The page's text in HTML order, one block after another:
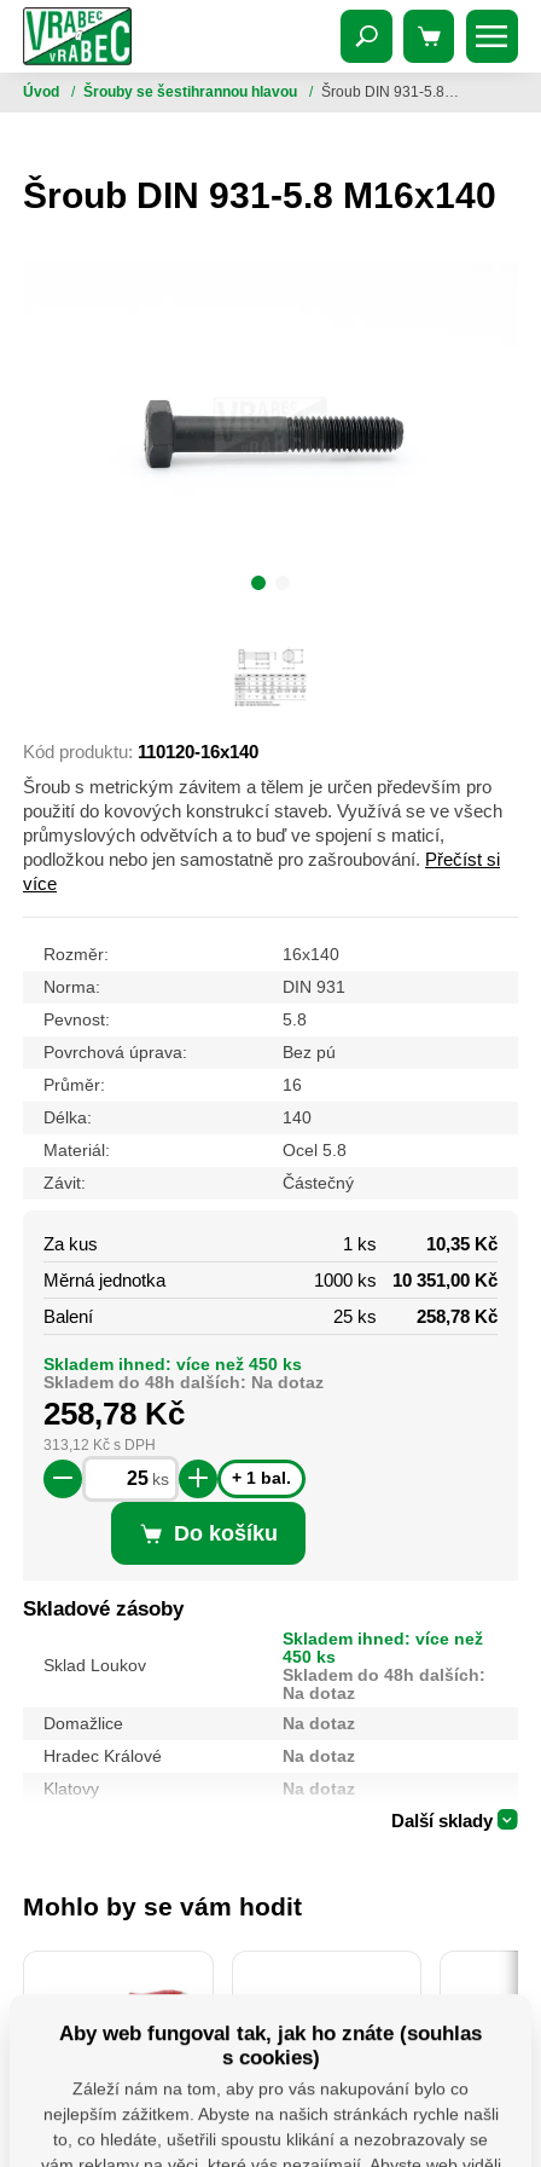
Úvod / Šrouby se šestihrannou hlavou / Šroub DIN 931-5.8 M16x140
Šroub DIN 931-5.8 M16x140
Kód produktu: 110120-16x140
Šroub s metrickým závitem a tělem je určen především pro
použití do kovových konstrukcí staveb. Využívá se ve všech
průmyslových odvětvích a to buď ve spojení s maticí,
podložkou nebo jen samostatně pro zašroubování. Přečíst si
více
Rozměr:
16x140
Norma:
DIN 931
Pevnost:
5.8
Povrchová úprava:
Bez pú
Průměr:
16
Délka:
140
Materiál:
Ocel 5.8
Závit:
Částečný
Za kus 1 ks
10,35 Kč
Měrná jednotka
1000 ks
10 351,00 Kč
Balení
25 ks 258,78 Kč
Skladem ihned: více než 450 ks
Skladem do 48h dalších: Na dotaz
258,78 Kč
313,12 Kčs DPH
ks + 1 bal.
Do košíku
Skladové zásoby
Sklad Loukov
Skladem ihned: více než
450 ks
Skladem do 48h dalších:
Na dotaz
Domažlice
Na dotaz
Hradec Králové
Na dotaz
Klatovy
Na dotaz
Další sklady
Mohlo by se vám hodit
4740930 Sada
Šroubováků 7ks
PSS 80 ( 80x250x4)
Patka sloupku typu
MHB 130
Aby web fungoval tak, jak ho znáte (souhlas
s cookies)
Záleží nám na tom, aby pro vás nakupování bylo co
nejlepším zážitkem. Abyste na našich stránkách rychle našli
to, co hledáte, ušetřili spoustu klikání a nezobrazovaly se